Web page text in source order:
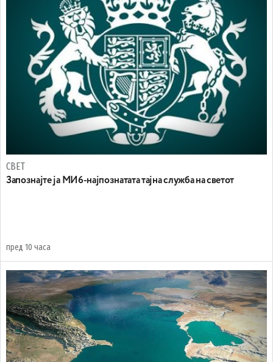
СВЕТ
Запознајте ја МИ6-најпознатата тајна служба на светот
пред 10 часа